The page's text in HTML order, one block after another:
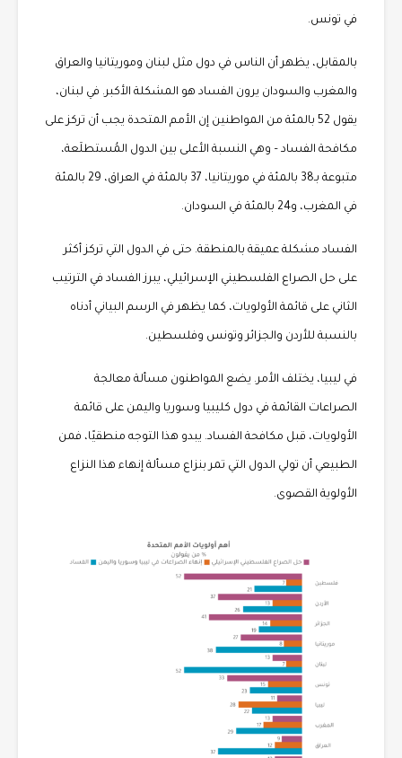
في تونس.
بالمقابل، يظهر أن الناس في دول مثل لبنان وموريتانيا والعراق
والمغرب والسودان يرون الفساد هو المشكلة الأكبر. في لبنان،
يقول 52 بالمئة من المواطنين إن الأمم المتحدة يجب أن تركز على
مكافحة الفساد – وهي النسبة الأعلى بين الدول المُستطلَعة،
متبوعة بـ38 بالمئة في موريتانيا، 37 بالمئة في العراق، 29 بالمئة
في المغرب، و24 بالمئة في السودان.
الفساد مشكلة عميقة بالمنطقة. حتى في الدول التي تركز أكثر
على حل الصراع الفلسطيني الإسرائيلي، يبرز الفساد في الترتيب
الثاني على قائمة الأولويات، كما يظهر في الرسم البياني أدناه
بالنسبة للأردن والجزائر وتونس وفلسطين.
في ليبيا، يختلف الأمر. يضع المواطنون مسألة معالجة
الصراعات القائمة في دول كليبيا وسوريا واليمن على قائمة
الأولويات، قبل مكافحة الفساد. يبدو هذا التوجه منطقيًا، فمن
الطبيعي أن تولي الدول التي تمر بنزاع مسألة إنهاء هذا النزاع
الأولوية القصوى.